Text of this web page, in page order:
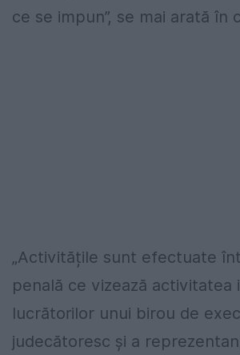
ce se impun”, se mai arată în
„Activitățile sunt efectuate
penală ce vizează activitatea
lucrătorilor unui birou de
judecătoresc şi a